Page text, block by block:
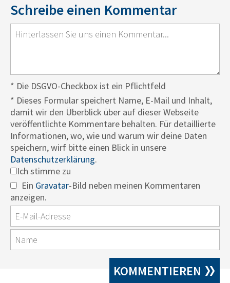
Schreibe einen Kommentar
* Die DSGVO-Checkbox ist ein Pflichtfeld
* Dieses Formular speichert Name, E-Mail und Inhalt,
damit wir den Überblick über auf dieser Webseite
veröffentlichte Kommentare behalten. Für detaillierte
Informationen, wo, wie und warum wir deine Daten
speichern, wirf bitte einen Blick in unsere
Datenschutzerklärung.
Ich stimme zu
Ein Gravatar-Bild neben meinen Kommentaren
anzeigen.